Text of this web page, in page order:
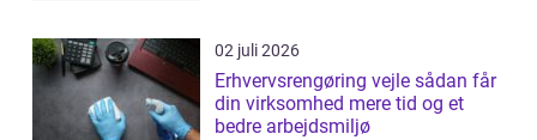
02 juli 2026
Erhvervsrengøring vejle sådan får
din virksomhed mere tid og et
bedre arbejdsmiljø